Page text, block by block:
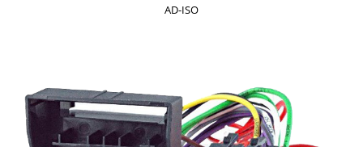
Skoda
Opel
AD-ISO